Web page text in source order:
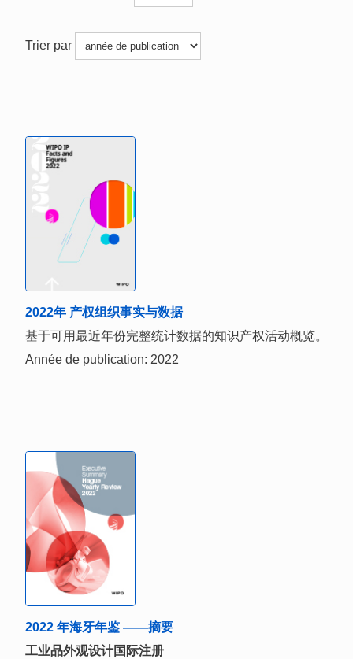
Trier par
2022年 产权组织事实与数据
基于可用最近年份完整统计数据的知识产权活动概览。
Année de publication: 2022
2022 年海牙年鉴 ——摘要
工业品外观设计国际注册